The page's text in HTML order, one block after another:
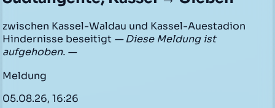
zwischen Kassel-Waldau und Kassel-Auestadion
Hindernisse beseitigt — Diese Meldung ist
aufgehoben. —
Meldung
05.08.26, 16:26